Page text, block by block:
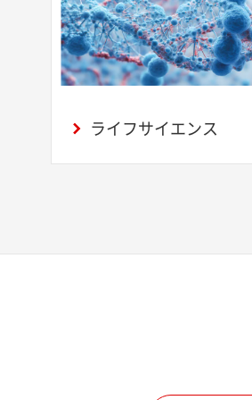
ライフサイエンス